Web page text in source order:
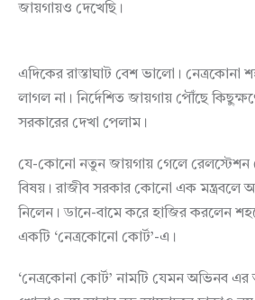
জায়গায়ও দেখেছি।
এদিকের রাস্তাঘাট বেশ ভালো। নেত্রকোনা
লাগল না। নির্দেশিত জায়গায় পৌঁছে
সরকারের দেখা পেলাম।
যে-কোনো নতুন জায়গায় গেলে রেলস্টেশন
বিষয়। রাজীব সরকার কোনো এক মন্ত্রবলে
নিলেন। ডানে-বামে করে হাজির করলেন
একটি ‘নেত্রকোনো কোর্ট’-এ।
‘নেত্রকোনা কোর্ট’ নামটি যেমন অভিনব